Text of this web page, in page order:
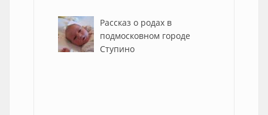
Рассказ о родах в
подмосковном городе
Ступино